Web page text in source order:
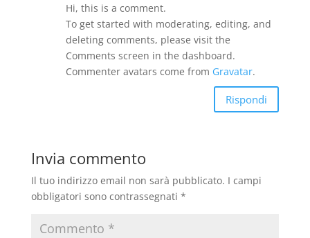
Hi, this is a comment.
To get started with moderating, editing, and
deleting comments, please visit the
Comments screen in the dashboard.
Commenter avatars come from Gravatar.
Rispondi
Invia commento
Il tuo indirizzo email non sarà pubblicato. I campi
obbligatori sono contrassegnati *